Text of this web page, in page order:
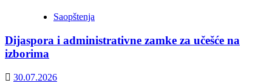
Saopštenja
Dijaspora i administrativne zamke za učešće na
izborima
30.07.2026